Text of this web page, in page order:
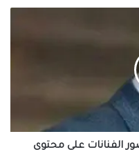
المنطقة إلى
الفنانات على محتوى